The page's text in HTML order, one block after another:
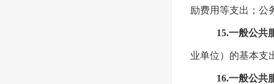
励费用等支出；公
15.一般公共
业单位）的基本支
16.一般公共